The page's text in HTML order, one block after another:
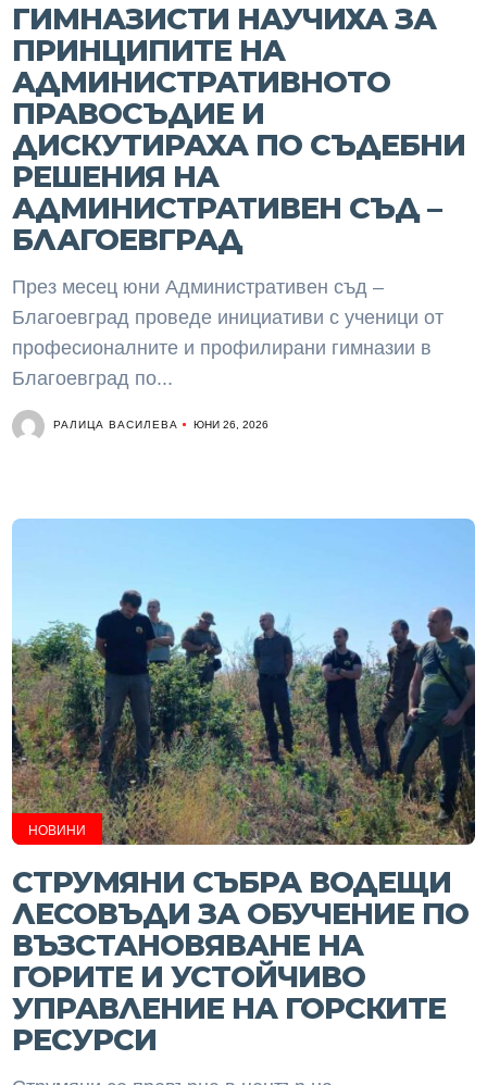
ГИМНАЗИСТИ НАУЧИХА ЗА
ПРИНЦИПИТЕ НА
АДМИНИСТРАТИВНОТО
ПРАВОСЪДИЕ И
ДИСКУТИРАХА ПО СЪДЕБНИ
РЕШЕНИЯ НА
АДМИНИСТРАТИВЕН СЪД –
БЛАГОЕВГРАД
През месец юни Административен съд –
Благоевград проведе инициативи с ученици от
професионалните и профилирани гимназии в
Благоевград по...
РАЛИЦА ВАСИЛЕВА ЮНИ 26, 2026
НОВИНИ
СТРУМЯНИ СЪБРА ВОДЕЩИ
ЛЕСОВЪДИ ЗА ОБУЧЕНИЕ ПО
ВЪЗСТАНОВЯВАНЕ НА
ГОРИТЕ И УСТОЙЧИВО
УПРАВЛЕНИЕ НА ГОРСКИТЕ
РЕСУРСИ